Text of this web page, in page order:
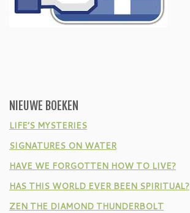
NIEUWE BOEKEN
LIFE’S MYSTERIES
SIGNATURES ON WATER
HAVE WE FORGOTTEN HOW TO LIVE?
HAS THIS WORLD EVER BEEN SPIRITUAL?
ZEN THE DIAMOND THUNDERBOLT